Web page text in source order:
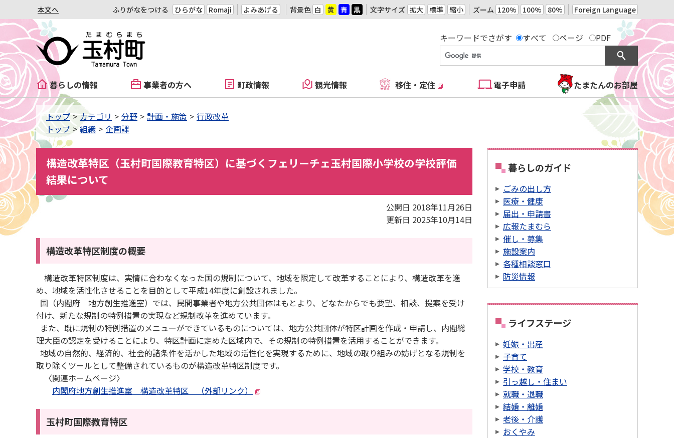
本文へ ふりがなをつける ひらがな Romaji よみあげる 背景色 白 黄 青 黒 文字サイズ 拡大 標準 縮小 ズーム 120% 100% 80% Foreign Language
キーワードでさがす すべて ページ PDF
暮らしの情報 事業者の方へ 町政情報 観光情報 移住・定住 電子申請 たまたんのお部屋
トップ カテゴリ 分野 計画・施策
行政改革
トップ
組織 企画課
構造改革特区（玉村町国際教育特区）に基づくフェリーチェ玉村国際小学校の学校評価
結果について
公開日 2018年11月26日
更新日 2025年10月14日
構造改革特区制度の概要
構造改革特区制度は、実情に合わなくなった国の規制について、地域を限定して改革することにより、構造改革を進
め、地域を活性化させることを目的として平成14年度に創設されました。
国（内閣府 地方創生推進室）では、民間事業者や地方公共団体はもとより、どなたからでも要望、相談、提案を受け
付け、新たな規制の特例措置の実現など規制改革を進めています。
また、既に規制の特例措置のメニューができているものについては、地方公共団体が特区計画を作成・申請し、内閣総
理大臣の認定を受けることにより、特区計画に定めた区域内で、その規制の特例措置を活用することができます。
地域の自然的、経済的、社会的諸条件を活かした地域の活性化を実現するために、地域の取り組みの妨げとなる規制を
取り除くツールとして整備されているものが構造改革特区制度です。
〈関連ホームページ〉
内閣府地方創生推進室 構造改革特区 （外部リンク）
玉村町国際教育特区
暮らしのガイド
ごみの出し方
医療・健康
届出・申請書
広報たまむら
催し・募集
施設案内
各種相談窓口
防災情報
ライフステージ
妊娠・出産
子育て
学校・教育
引っ越し・住まい
就職・退職
結婚・離婚
老後・介護
おくやみ